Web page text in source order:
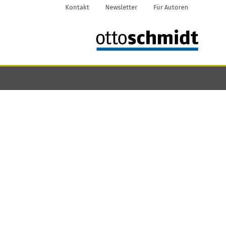
Kontakt Newsletter Für Autoren